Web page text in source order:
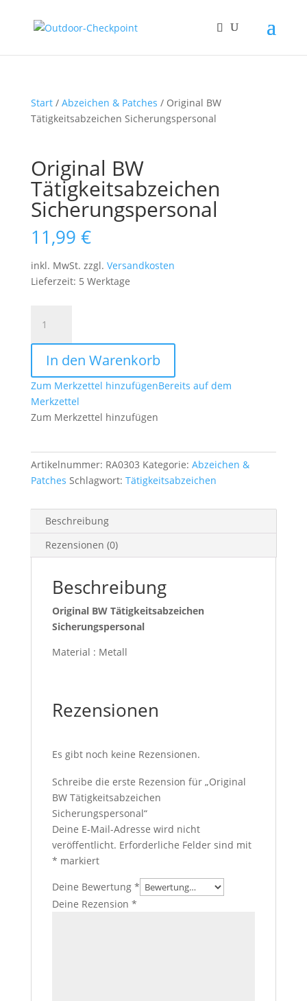
Start/ Abzeichen & Patches / Original BW
Tätigkeitsabzeichen Sicherungspersonal
Original BW
Tätigkeitsabzeichen
Sicherungspersonal
11,99 €
inkl. MwSt. zzgl. Versandkosten
Lieferzeit: 5 Werktage
BW
Tätigkeitsabzeichen
Sicherungspersonal
Menge
In den Warenkorb
Zum Merkzettel hinzufügenBereits auf dem
Merkzettel
Zum Merkzettel hinzufügen
Artikelnummer: RA0303 Kategorie: Abzeichen &
Patches Schlagwort: Tätigkeitsabzeichen
Beschreibung
Rezensionen (0)
Beschreibung
Original BW Tätigkeitsabzeichen
Sicherungspersonal
Material : Metall
Rezensionen
Es gibt noch keine Rezensionen.
Schreibe die erste Rezension für „Original
BW Tätigkeitsabzeichen
Sicherungspersonal“
Deine E-Mail-Adresse wird nicht
veröffentlicht. Erforderliche Felder sind mit
* markiert
Deine Bewertung *
Deine Rezension *